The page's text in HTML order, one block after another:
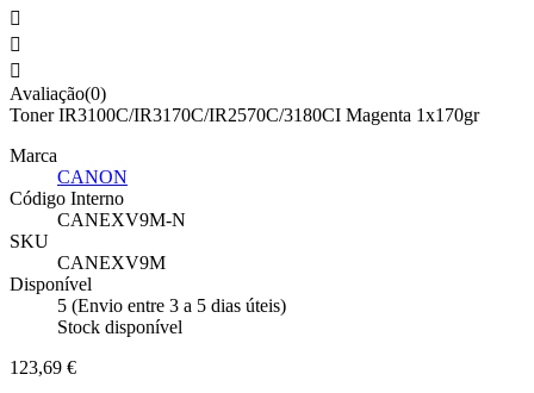



Avaliação(0)
Toner IR3100C/IR3170C/IR2570C/3180CI Magenta 1x170gr
Marca
CANON
Código Interno
CANEXV9M-N
SKU
CANEXV9M
Disponível
5 (Envio entre 3 a 5 dias úteis)
Stock disponível
123,69 €